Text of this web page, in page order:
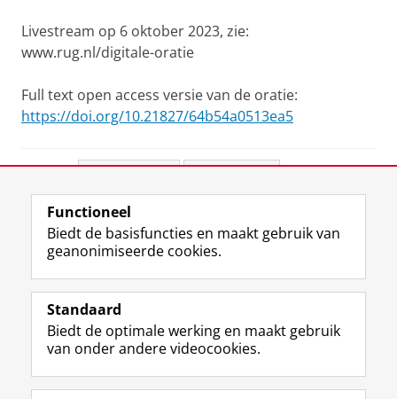
Livestream op 6 oktober 2023, zie:
www.rug.nl/digitale-oratie
Full text open access versie van de oratie:
https://doi.org/10.21827/64b54a0513ea5
View this page in:English
Volg de RUG
F
a
e
b
o
L
i
k
e
I
R
S
-
f
e
I
n
t
r
Y
o
T
e
Studiekiezers
Functioneel
Biedt de basisfuncties en maakt gebruik van
geanonimiseerde cookies.
Standaard
Biedt de optimale werking en maakt gebruik
van onder andere videocookies.